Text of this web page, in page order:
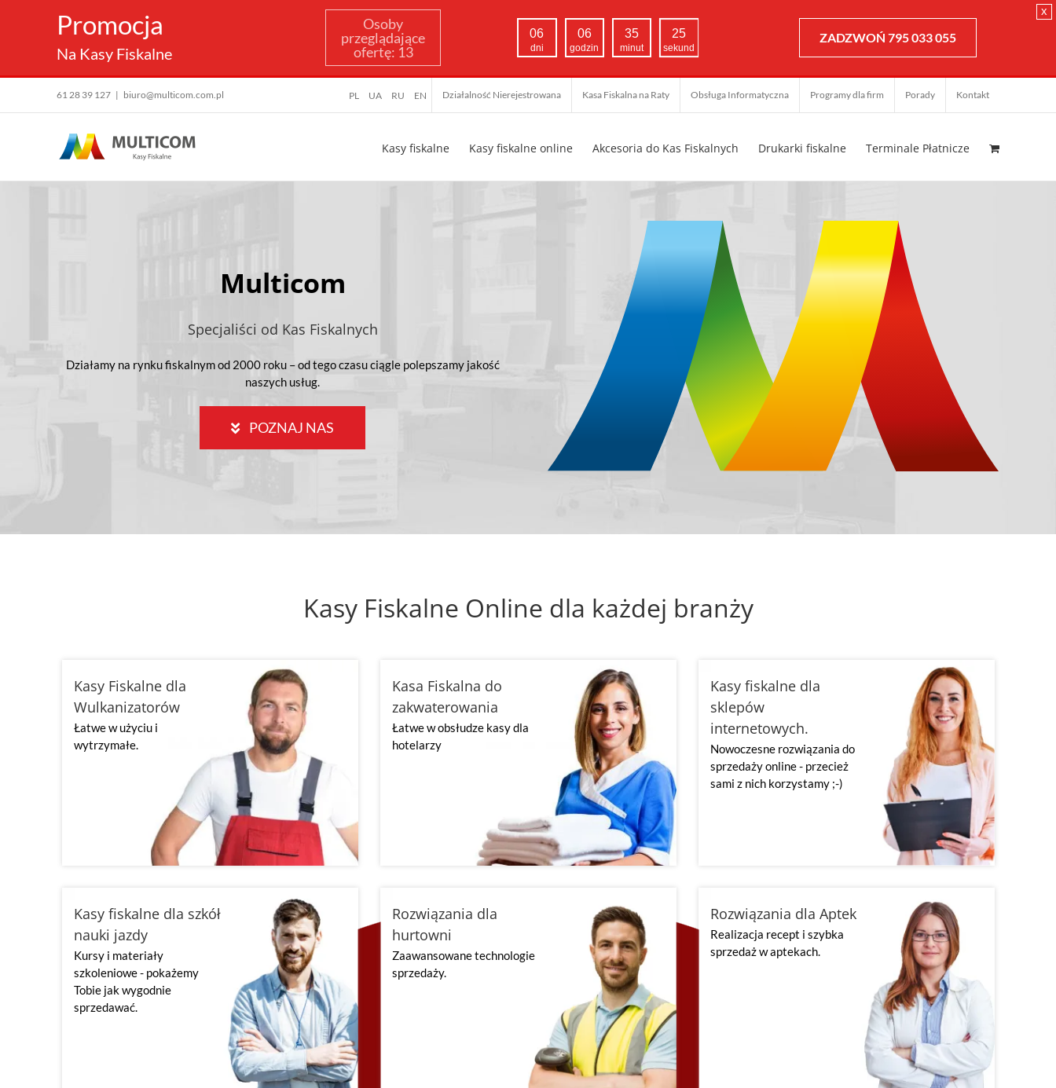
61 28 39 127 | biuro@multicom.com.pl PL UA RU EN Działalność Nierejestrowana Kasa Fiskalna na Raty Obsługa Informatyczna Programy dla firm Porady Kontakt
Kasy fiskalne Kasy fiskalne online Akcesoria do Kas Fiskalnych Drukarki fiskalne Terminale Płatnicze
Multicom
Specjaliści od Kas Fiskalnych
Działamy na rynku fiskalnym od 2000 roku – od tego czasu ciągle polepszamy jakość
naszych usług.
POZNAJ NAS
Kasy Fiskalne Online dla każdej branży
Kasy Fiskalne dla
Wulkanizatorów
Łatwe w użyciu i
wytrzymałe.
Kasa Fiskalna do
zakwaterowania
Łatwe w obsłudze kasy dla
hotelarzy
Kasy fiskalne dla
sklepów
internetowych.
Nowoczesne rozwiązania do
sprzedaży online - przecież
sami z nich korzystamy ;-)
Kasy fiskalne dla szkół
nauki jazdy
Kursy i materiały
szkoleniowe - pokażemy
Tobie jak wygodnie
sprzedawać.
Rozwiązania dla
hurtowni
Zaawansowane technologie
sprzedaży.
Rozwiązania dla Aptek
Realizacja recept i szybka
sprzedaż w aptekach.
Osoby
przeglądające
ofertę: 13
Promocja
Na Kasy Fiskalne
06
dni
06
godzin
35
minut
23
sekund
ZADZWOŃ 795 033 055
x